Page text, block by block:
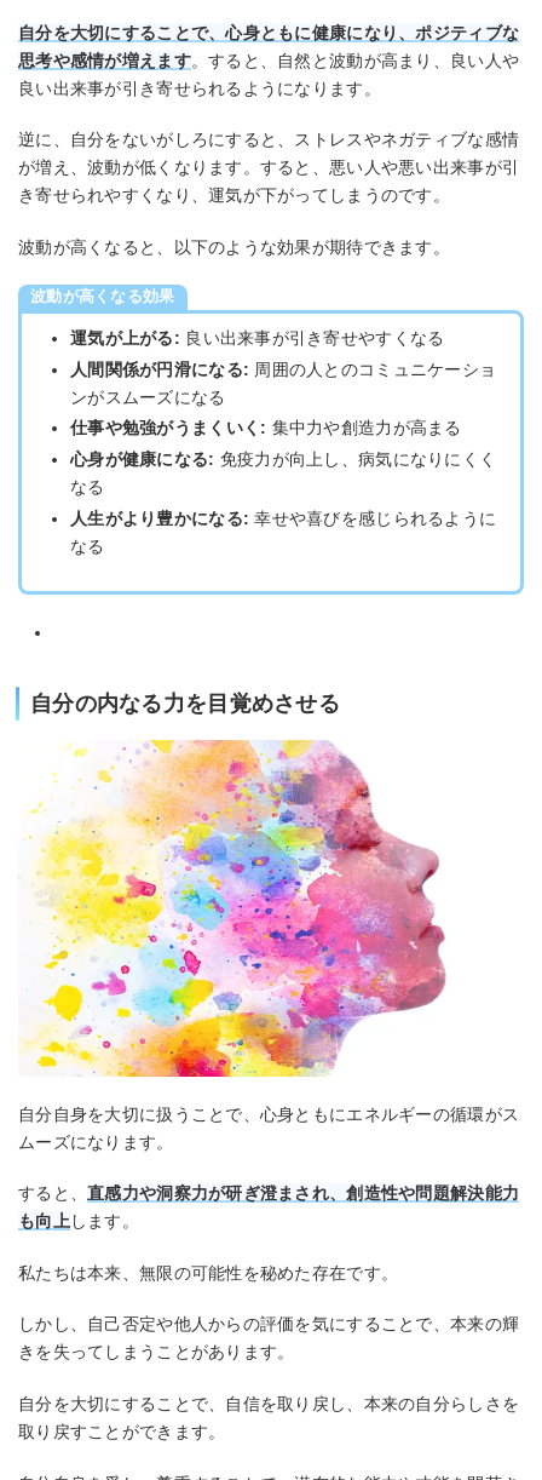
自分を大切にすることで、心身ともに健康になり、ポジティブな
思考や感情が増えます。すると、自然と波動が高まり、良い人や
良い出来事が引き寄せられるようになります。
逆に、自分をないがしろにすると、ストレスやネガティブな感情
が増え、波動が低くなります。すると、悪い人や悪い出来事が引
き寄せられやすくなり、運気が下がってしまうのです。
波動が高くなると、以下のような効果が期待できます。
波動が高くなる効果
運気が上がる: 良い出来事が引き寄せやすくなる
人間関係が円滑になる: 周囲の人とのコミュニケーショ
ンがスムーズになる
仕事や勉強がうまくいく: 集中力や創造力が高まる
心身が健康になる: 免疫力が向上し、病気になりにくく
なる
人生がより豊かになる: 幸せや喜びを感じられるように
なる
自分の内なる力を目覚めさせる
自分自身を大切に扱うことで、心身ともにエネルギーの循環がス
ムーズになります。
すると、直感力や洞察力が研ぎ澄まされ、創造性や問題解決能力
も向上 します。
私たちは本来、無限の可能性を秘めた存在です。
しかし、自己否定や他人からの評価を気にすることで、本来の輝
きを失ってしまうことがあります。
自分を大切にすることで、自信を取り戻し、本来の自分らしさを
取り戻すことができます。